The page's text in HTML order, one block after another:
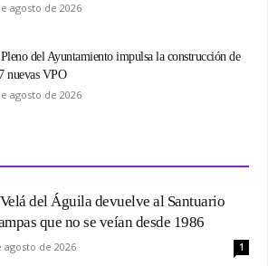
agosto de 2026
del Ayuntamiento impulsa la construcción de
nuevas VPO
agosto de 2026
del Águila devuelve al Santuario
que no se veían desde 1986
agosto de 2026 1